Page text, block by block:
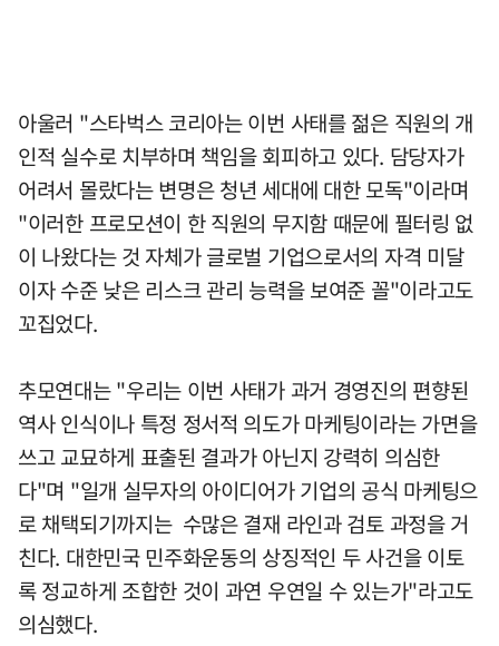
아울러 "스타벅스 코리아는 이번 사태를 젊은 직원의 개
인적 실수로 치부하며 책임을 회피하고 있다. 담당자가
어려서 몰랐다는 변명은 청년 세대에 대한 모독"이라며
"이러한 프로모션이 한 직원의 무지함 때문에 필터링 없
이 나왔다는 것 자체가 글로벌 기업으로서의 자격 미달
이자 수준 낮은 리스크 관리 능력을 보여준 꼴"이라고도
꼬집었다.
추모연대는 "우리는 이번 사태가 과거 경영진의 편향된
역사 인식이나 특정 정서적 의도가 마케팅이라는 가면을
쓰고 교묘하게 표출된 결과가 아닌지 강력히 의심한
다"며 "일개 실무자의 아이디어가 기업의 공식 마케팅으
로 채택되기까지는 수많은 결재 라인과 검토 과정을 거
친다. 대한민국 민주화운동의 상징적인 두 사건을 이토
록 정교하게 조합한 것이 과연 우연일 수 있는가"라고도
의심했다.